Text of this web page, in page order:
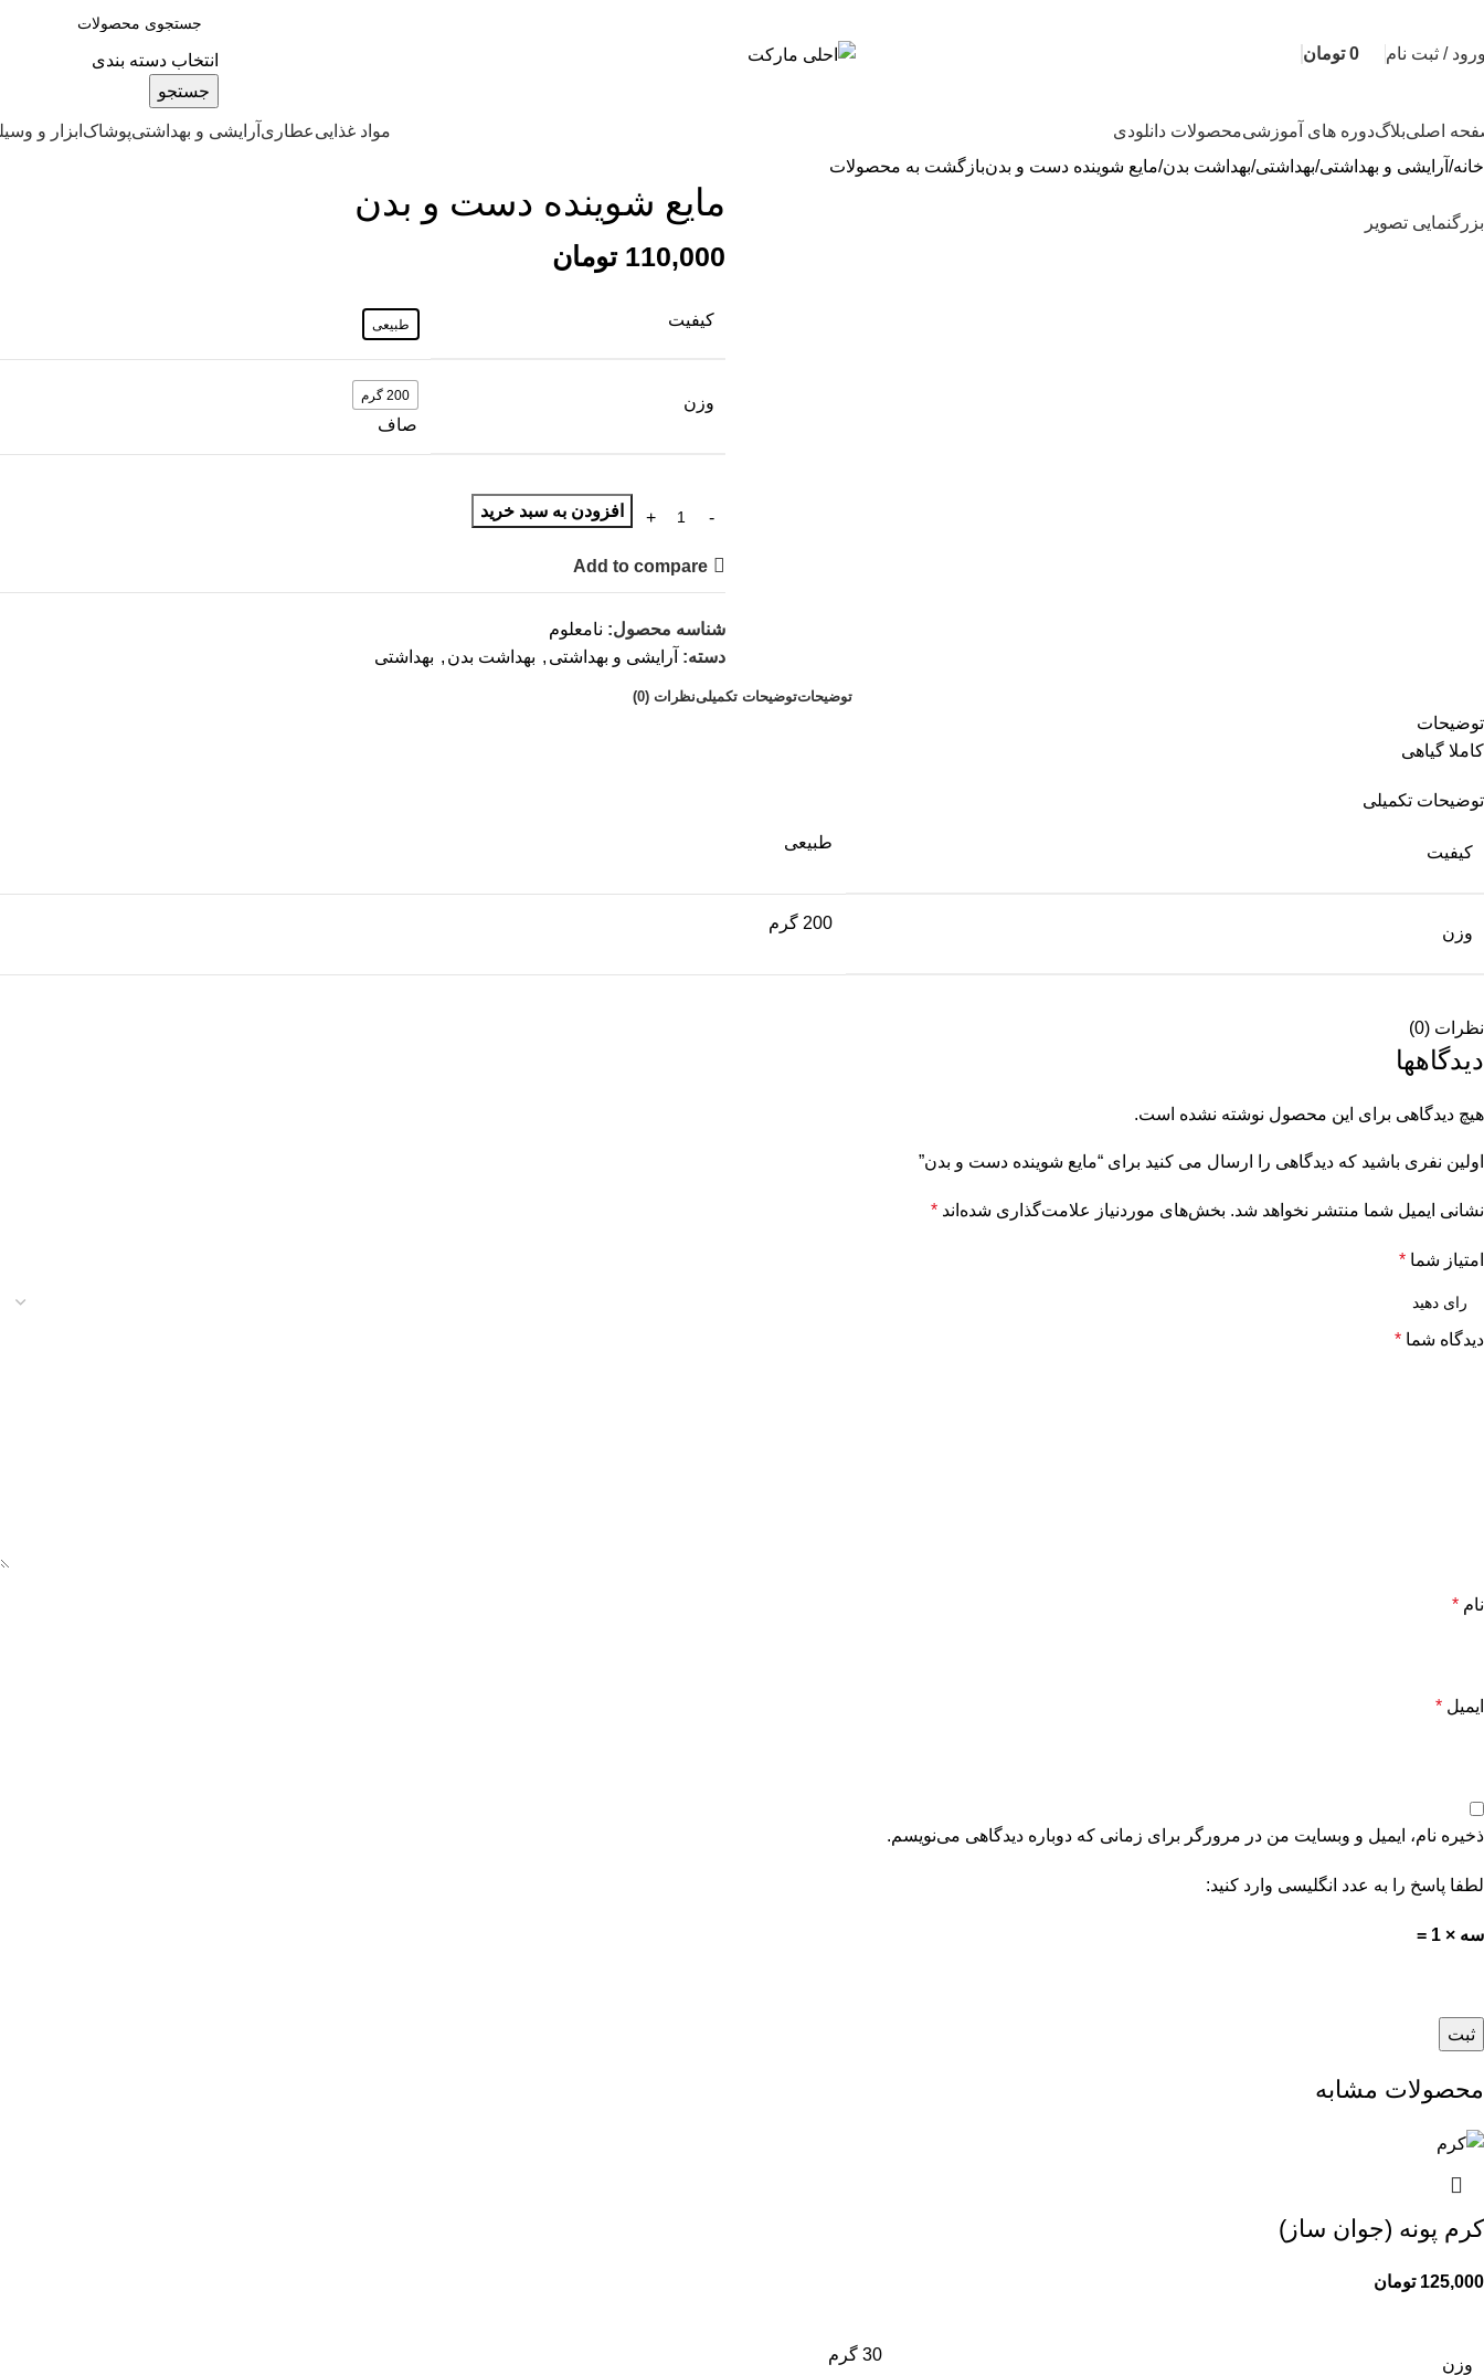
/ ثبت نام 0 تومان
انتخاب دسته بندی
جستجو
اصلیبلاگدوره های آموزشیمحصولات دانلودی مواد غذاییعطاری آرایشی و بهداشتیپوشاک ابزار و
خانه آرایشی و بهداشتی بهداشتی بهداشت بدن مایع شوینده دست و بدنبازگشت به محصولات
بزرگنمایی تصویر مایع شوینده دست و بدن
110,000 تومان
کیفیت طبیعی
وزن 200 گرم
صاف
افزودن به سبد خرید
Add to compare
شناسه محصول: نامعلوم
دسته: آرایشی و بهداشتی , بهداشت بدن , بهداشتی
توضیحاتتوضیحات تکمیلینظرات (0)
توضیحات
کاملا گیاهی
توضیحات تکمیلی
کیفیت
طبیعی
وزن
200 گرم
نظرات (0)
دیدگاهها
هیچ دیدگاهی برای این محصول نوشته نشده است.
اولین نفری باشید که دیدگاهی را ارسال می کنید برای “مایع شوینده دست و بدن”
نشانی ایمیل شما منتشر نخواهد شد. بخش‌های موردنیاز علامت‌گذاری شده‌اند *
امتیاز شما *
دیدگاه شما *
نام *
ایمیل *
ذخیره نام، ایمیل و وبسایت من در مرورگر برای زمانی که دوباره دیدگاهی می‌نویسم.
لطفا پاسخ را به عدد انگلیسی وارد کنید:
سه × 1 =
محصولات مشابه
کرم پونه (جوان ساز)
125,000 تومان
وزن
30 گرم